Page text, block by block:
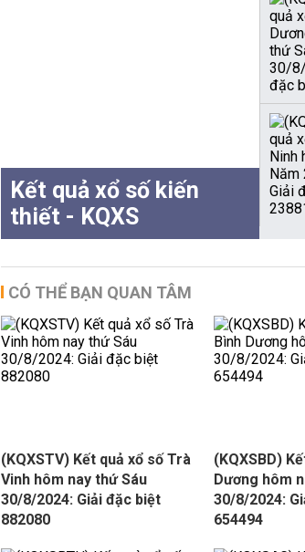
Kết quả xổ số kiến
thiết - KQXS
CÓ THỂ BẠN QUAN TÂM
(KQXSTV) Kết quả xổ số Trà
Vinh hôm nay thứ Sáu
30/8/2024: Giải đặc biệt
882080
(KQXSBD)
Dương hôm
30/8/2024:
654494